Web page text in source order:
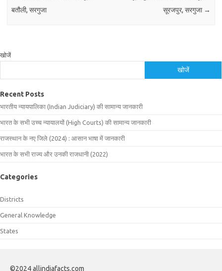
बतौली, सरगुजा
सूरजपुर, सरगुजा →
खोजें
खोजें
Recent Posts
भारतीय न्यायपालिका (Indian Judiciary) की सामान्य जानकारी
भारत के सभी उच्च न्यायालयों (High Courts) की सामान्य जानकारी
राजस्थान के नए जिले (2024) : आसान भाषा में जानकारी
भारत के सभी राज्य और उनकी राजधानी (2022)
Categories
Districts
General Knowledge
States
©2024 allindiafacts.com